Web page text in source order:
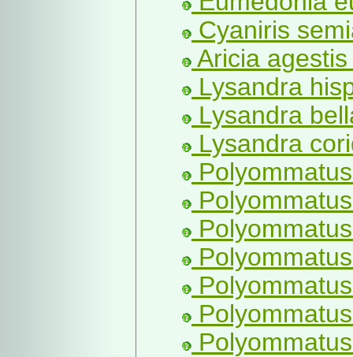
Cyaniris
Aricia
Lysandra
Lysandra
Lysandra